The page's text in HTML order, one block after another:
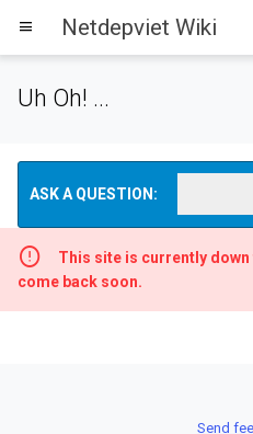
menu Netdepviet Wiki
Uh Oh! ...
ASK A QUESTION:
This site is currently
come back soon.
Send